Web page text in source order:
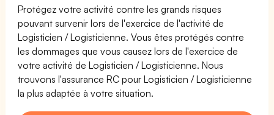
Protégez votre activité contre les grands risques
pouvant survenir lors de l'exercice de l'activité de
Logisticien / Logisticienne. Vous êtes protégés contre
les dommages que vous causez lors de l'exercice de
votre activité de Logisticien / Logisticienne. Nous
trouvons l'assurance RC pour Logisticien / Logisticienne
la plus adaptée à votre situation.